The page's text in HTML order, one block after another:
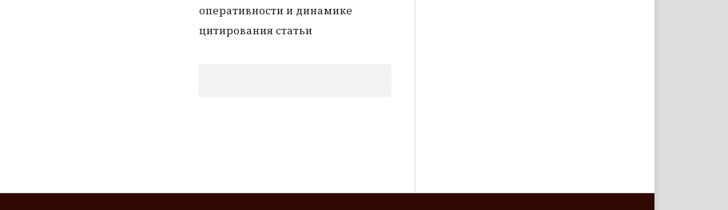
оперативности и динамике
цитирования статьи